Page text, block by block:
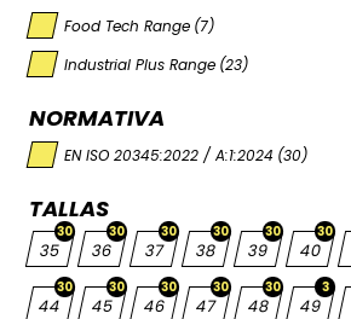
Food Tech Range (7)
Industrial Plus Range (23)
NORMATIVA
EN ISO 20345:2022 / A:1:2024 (30)
TALLAS
30
35
30
36
30
37
30
38
30
39
30
40
30
44
30
45
30
46
30
47
30
48
3
49